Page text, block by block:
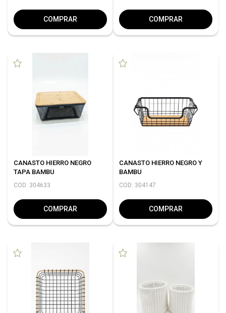
COMPRAR COMPRAR
CANASTO HIERRO NEGRO
TAPA BAMBU
COD: 304633
COMPRAR
CANASTO HIERRO NEGRO Y
BAMBU
COD: 304147
COMPRAR